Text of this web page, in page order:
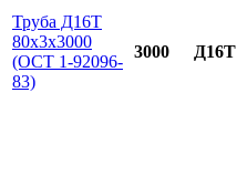
Труба Д16Т
80х3х3000
(ОСТ 1-92096-
83)
3000 Д16Т